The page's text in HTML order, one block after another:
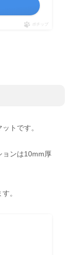
ポチップ
トです。
ョンは10mm厚
。